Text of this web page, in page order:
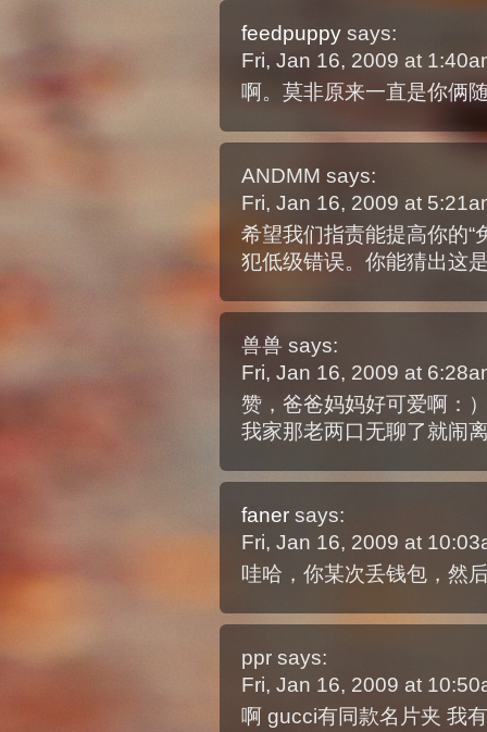
feedpuppy says:
Fri, Jan 16, 2009 at
啊。莫非原来一直是你俩
ANDMM says:
Fri, Jan 16, 2009 at
希望我们指责能提高你的“
犯低级错误。你能猜出这
兽兽 says:
Fri, Jan 16, 2009 at
赞，爸爸妈妈好可爱啊：
我家那老两口无聊了就闹
faner says:
Fri, Jan 16, 2009 at
哇哈，你某次丢钱包，然
ppr says:
Fri, Jan 16, 2009 at
啊 gucci有同款名片夹 我